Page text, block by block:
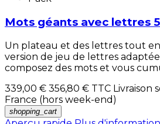
Mots géants avec lettres
Un plateau et des lettres tout
version de jeu de lettres adaptée
composez des mots et vous
339,00 € 356,80 € TTC Livraison
France (hors week-end)
shopping_cart